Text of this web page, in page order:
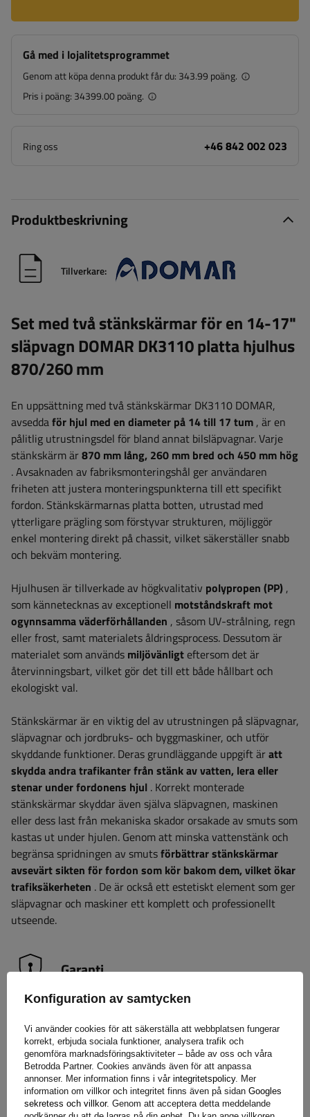
Gå med i lojalitetsprogrammet
Genom att köpa denna produkt får du: 343.99 poäng.
Pris i poäng: 34399.00 poäng.
Ring oss +46 842 002 023
Produktbeskrivning
Tillverkare:
Set med två stänkskärmar för en 14-17"
släpvagn DOMAR DK3110 platta hjulhus
870/260 mm
En uppsättning med två stänkskärmar DK3110 DOMAR,
avseddaför hjul med en diameter på 14 till 17 tum , är en
pålitlig utrustningsdel för bland annat bilsläpvagnar. Varje
stänkskärm är870 mm lång, 260 mm bred och 450 mm hög
. Avsaknaden av fabriksmonteringshål ger användaren
friheten att justera monteringspunkterna till ett specifikt
fordon. Stänkskärmarnas platta botten, utrustad med
ytterligare prägling som förstyvar strukturen, möjliggör
enkel montering direkt på chassit, vilket säkerställer snabb
och bekväm montering.
Hjulhusen är tillverkade av högkvalitativ polypropen (PP) ,
som kännetecknas av exceptionell motståndskraft mot
ogynnsamma väderförhållanden , såsom UV-strålning, regn
eller frost, samt materialets åldringsprocess. Dessutom är
materialet som används miljövänligt eftersom det är
återvinningsbart, vilket gör det till ett både hållbart och
ekologiskt val.
Stänkskärmar är en viktig del av utrustningen på släpvagnar,
släpvagnar och jordbruks- och byggmaskiner, och utför
skyddande funktioner. Deras grundläggande uppgift äratt
skydda andra trafikanter från stänk av vatten, lera eller
stenar under fordonens hjul . Korrekt monterade
stänkskärmar skyddar även själva släpvagnen, maskinen
eller dess last från mekaniska skador orsakade av smuts som
kastas ut under hjulen. Genom att minska vattenstänk och
begränsa spridningen av smutsförbättrar stänkskärmar
avsevärt sikten för fordon som kör bakom dem, vilket ökar
trafiksäkerheten . De är också ett estetiskt element som ger
släpvagnar och maskiner ett komplett och professionellt
utseende.
Garanti
garanti.Tack vare detta kan du använda den utan att oroa
dig för konsekvenserna av ett eventuellt fel. För att
säkerställa din tillfredsställelse har vi förenklat processen för
att lämna in eventuella reklamationer så mycket som möjligt
– allt du behöver göra är att fyll i och skicka in formuläret
Konfiguration av samtycken
Vi använder cookies för att säkerställa att webbplatsen fungerar
korrekt, erbjuda sociala funktioner, analysera trafik och
genomföra marknadsföringsaktiviteter – både av oss och våra
Betrodda Partner. Cookies används även för att anpassa
annonser. Mer information finns i vår integritetspolicy. Mer
information om villkor och integritet finns även på sidan Googles
sekretess och villkor. Genom att acceptera detta meddelande